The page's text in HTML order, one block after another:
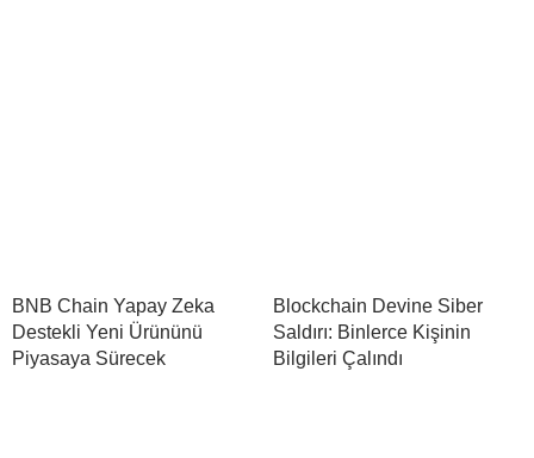
BNB Chain Yapay Zeka
Destekli Yeni Ürününü
Piyasaya Sürecek
Blockchain Devine Siber
Saldırı: Binlerce Kişinin
Bilgileri Çalındı